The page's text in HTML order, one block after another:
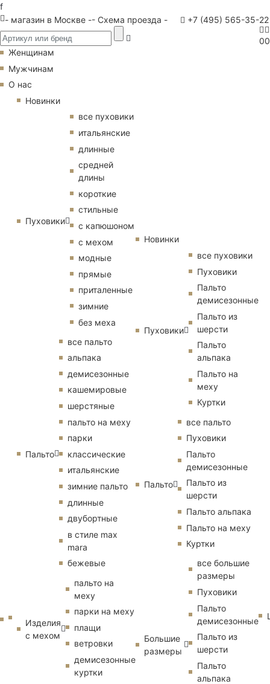
f
- магазин в Москве -- Схема проезда - +7 (495) 565-35-22
00
Женщинам
Мужчинам
О нас
Новинки
Пуховики
все пуховики
итальянские
длинные
средней
длины
короткие
стильные
с капюшоном
с мехом
модные
прямые
приталенные
зимние
без меха
Пальто
все пальто
альпака
демисезонные
кашемировые
шерстяные
пальто на меху
парки
классические
итальянские
зимние пальто
длинные
двубортные
в стиле max
mara
бежевые
Изделия
с мехом
пальто на
меху
парки на меху
плащи
ветровки
демисезонные
куртки
Новинки
Пуховики
все пуховики
Пуховики
Пальто
демисезонные
Пальто из
шерсти
Пальто
альпака
Пальто на
меху
Куртки
Пальто
все пальто
Пуховики
Пальто
демисезонные
Пальто из
шерсти
Пальто альпака
Пальто на меху
Куртки
Большие
размеры
все большие
размеры
Пуховики
Пальто
демисезонные
Пальто из
шерсти
Пальто
альпака